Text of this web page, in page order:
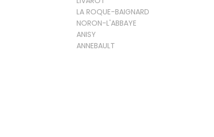
LA ROQUE-BAIGNARD
NORON-L'ABBAYE
ANISY
ANNEBAULT